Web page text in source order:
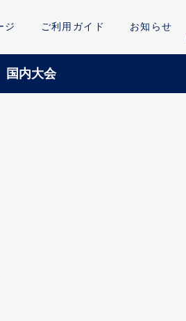
ジ ご利用ガイド お知らせ
国内大会